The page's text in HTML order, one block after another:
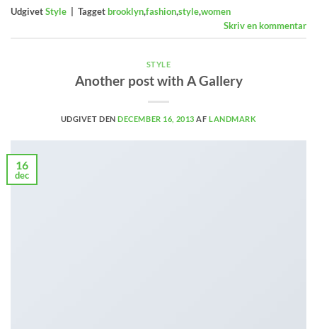
UdgivetStyle Taggetbrooklyn,fashion,style,women
Skriv en kommentar
STYLE
Another post with A Gallery
UDGIVET DENDECEMBER 16, 2013 AFLANDMARK
16
dec